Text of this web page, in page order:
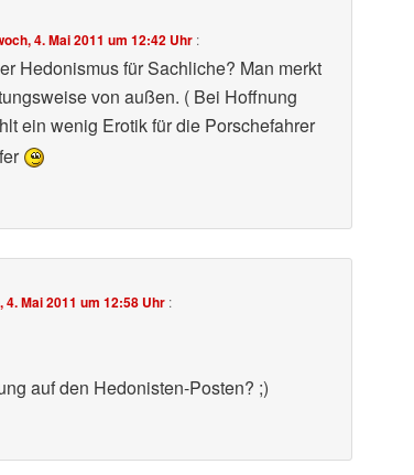
4. Mai 2011 um 12:42 Uhr :
Hedonismus für Sachliche? Man merkt
von außen. ( Bei Hoffnung
ein wenig Erotik für die Porschefahrer
4. Mai 2011 um 12:58 Uhr :
auf den Hedonisten-Posten? ;)